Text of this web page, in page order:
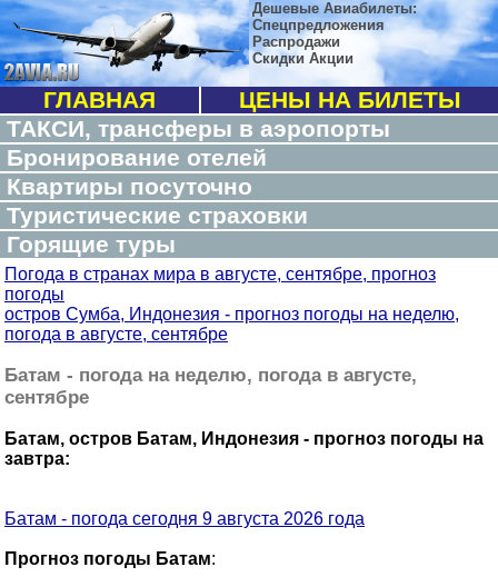
Дешевые Авиабилеты:
Спецпредложения
Распродажи
Скидки Акции
ГЛАВНАЯ
ЦЕНЫ НА БИЛЕТЫ
ТАКСИ, трансферы в аэропорты
Бронирование отелей
Квартиры посуточно
Туристические страховки
Горящие туры
Погода в странах мира в августе, сентябре, прогноз
погоды
остров Сумба, Индонезия - прогноз погоды на неделю,
погода в августе, сентябре
Батам - погода на неделю, погода в августе,
сентябре
Батам, остров Батам, Индонезия - прогноз погоды на
завтра:
Батам - погода сегодня 9 августа 2026 года
Прогноз погоды Батам: